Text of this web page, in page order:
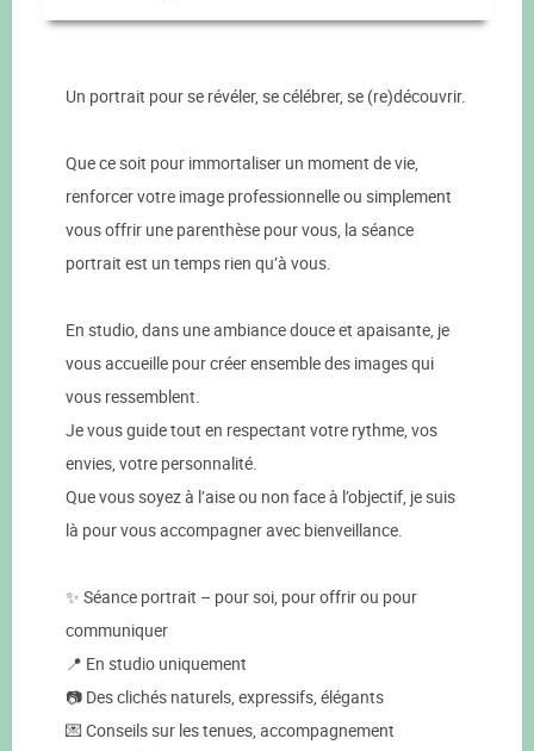
Un portrait pour se révéler, se célébrer, se (re)découvrir.
Que ce soit pour immortaliser un moment de vie,
renforcer votre image professionnelle ou simplement
vous offrir une parenthèse pour vous, la séance
portrait est un temps rien qu’à vous.
En studio, dans une ambiance douce et apaisante, je
vous accueille pour créer ensemble des images qui
vous ressemblent.
Je vous guide tout en respectant votre rythme, vos
envies, votre personnalité.
Que vous soyez à l’aise ou non face à l’objectif, je suis
là pour vous accompagner avec bienveillance.
✨ Séance portrait – pour soi, pour offrir ou pour
communiquer
📍 En studio uniquement
📷 Des clichés naturels, expressifs, élégants
💌 Conseils sur les tenues, accompagnement